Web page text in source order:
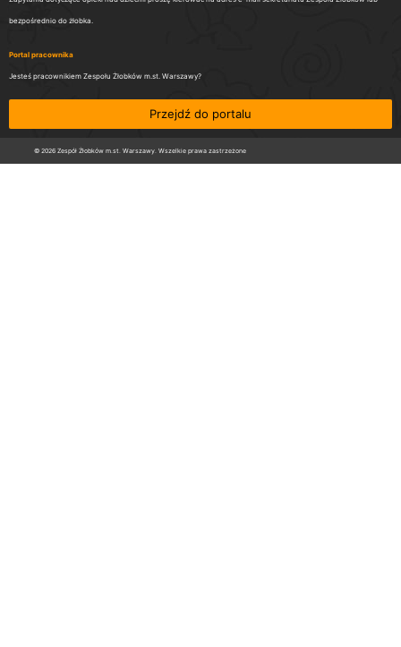
bezpośrednio do żłobka.
Portal pracownika
Jesteś pracownikiem Zespołu Żłobków m.st. Warszawy?
Przejdź do portalu
© 2026 Zespół Żłobków m.st. Warszawy. Wszelkie prawa zastrzeżone